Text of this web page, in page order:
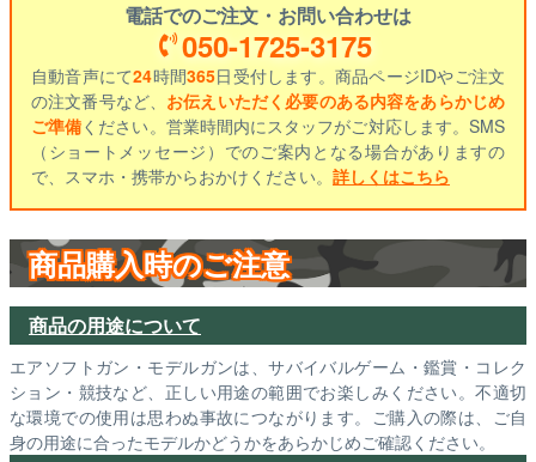
電話でのご注文・お問い合わせは
050-1725-3175
自動音声にて24時間365日受付します。商品ページIDやご注文
の注文番号など、 お伝えいただく必要のある内容をあらかじめ
ご準備ください。営業時間内にスタッフがご対応します。SMS
（ショートメッセージ）でのご案内となる場合がありますの
で、スマホ・携帯からおかけください。 詳しくはこちら
商品購入時のご注意
商品の用途について
エアソフトガン・モデルガンは、サバイバルゲーム・鑑賞・コレク
ション・競技など、正しい用途の範囲でお楽しみください。不適切
な環境での使用は思わぬ事故につながります。ご購入の際は、ご自
身の用途に合ったモデルかどうかをあらかじめご確認ください。